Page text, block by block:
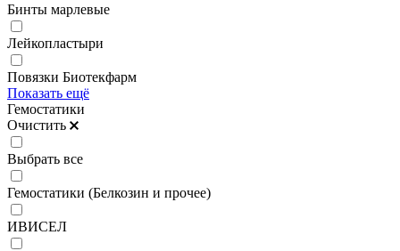
Бинты марлевые
Лейкопластыри
Повязки Биотекфарм
Показать ещё
Гемостатики
Очистить
Выбрать все
Гемостатики (Белкозин и прочее)
ИВИСЕЛ